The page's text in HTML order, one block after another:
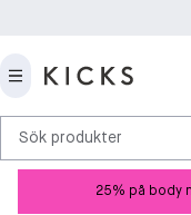
Sök produkter
25% på body